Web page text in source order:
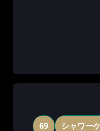
69 シャワー